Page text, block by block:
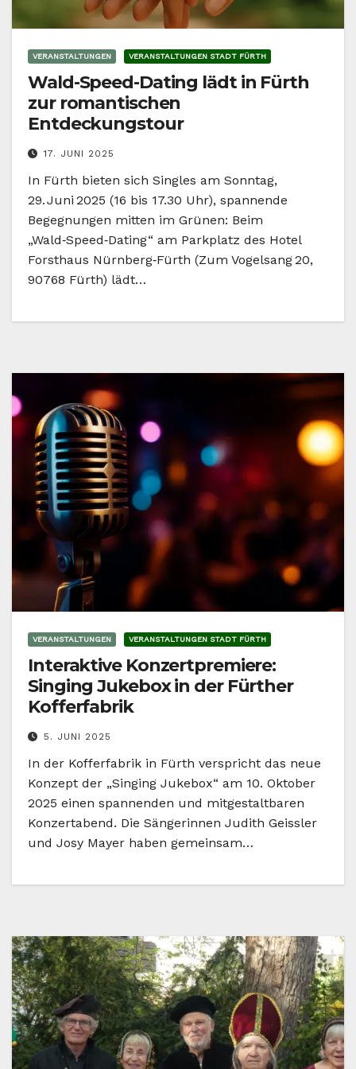
VERANSTALTUNGEN VERANSTALTUNGEN STADT FÜRTH
Wald-Speed-Dating lädt in Fürth
zur romantischen
Entdeckungstour
17. JUNI 2025
In Fürth bieten sich Singles am Sonntag,
29. Juni 2025 (16 bis 17.30 Uhr), spannende
Begegnungen mitten im Grünen: Beim
„Wald‑Speed‑Dating“ am Parkplatz des Hotel
Forsthaus Nürnberg‑Fürth (Zum Vogelsang 20,
90768 Fürth) lädt…
VERANSTALTUNGEN VERANSTALTUNGEN STADT FÜRTH
Interaktive Konzertpremiere:
Singing Jukebox in der Fürther
Kofferfabrik
5. JUNI 2025
In der Kofferfabrik in Fürth verspricht das neue
Konzept der „Singing Jukebox“ am 10. Oktober
2025 einen spannenden und mitgestaltbaren
Konzertabend. Die Sängerinnen Judith Geissler
und Josy Mayer haben gemeinsam…